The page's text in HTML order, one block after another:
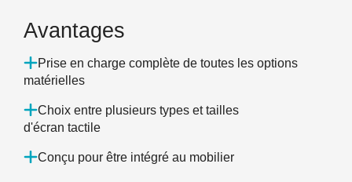
Avantages
Prise en charge complète de toutes les options
matérielles
Choix entre plusieurs types et tailles
d'écran tactile
Conçu pour être intégré au mobilier